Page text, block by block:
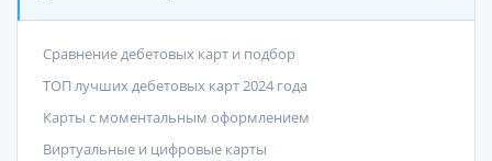
Сравнение дебетовых карт и подбор
ТОП лучших дебетовых карт 2024 года
Карты с моментальным оформлением
Виртуальные и цифровые карты